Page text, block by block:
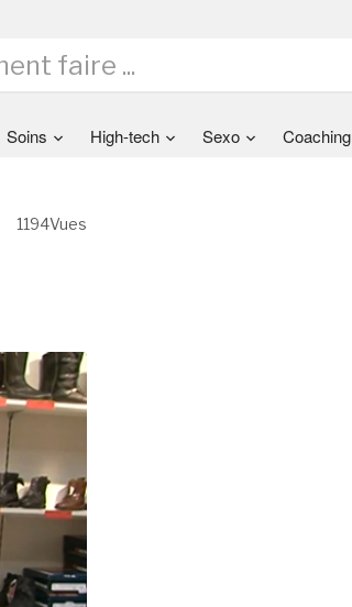
Soins High-tech Sexo Coaching
1194Vues